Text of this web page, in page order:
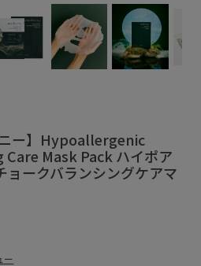
ー】Hypoallergenic
Mask Pack ハイポア
ョークバランシングケアマ
ー